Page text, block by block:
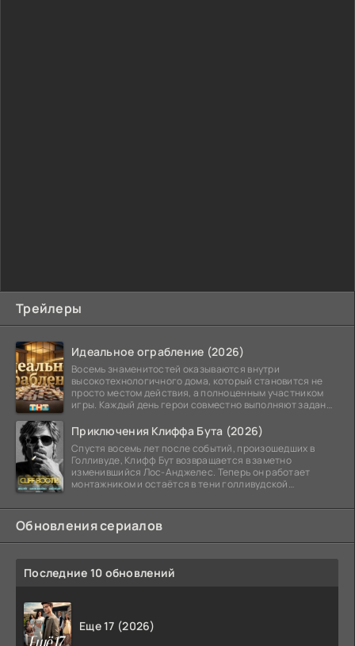
Трейлеры
Идеальное ограбление (2026)
Восемь знаменитостей оказываются внутри
высокотехнологичного дома, который становится не
просто местом действия, а полноценным участником
игры. Каждый день герои совместно выполняют задания
Приключения Клиффа Бута (2026)
Спустя восемь лет после событий, произошедших в
Голливуде, Клифф Бут возвращается в заметно
изменившийся Лос-Анджелес. Теперь он работает
монтажником и остаётся в тени голливудской
Обновления сериалов
Последние 10 обновлений
Еще 17 (2026)